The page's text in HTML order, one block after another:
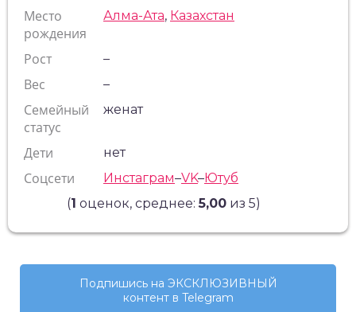
Место
рождения
Алма-Ата, Казахстан
Рост –
Вес –
Семейный
статус
женат
Дети нет
Соцсети Инстаграм–VK–Ютуб
(1 оценок, среднее:5,00 из 5)
Подпишись на ЭКСКЛЮЗИВНЫЙ
контент в Telegram